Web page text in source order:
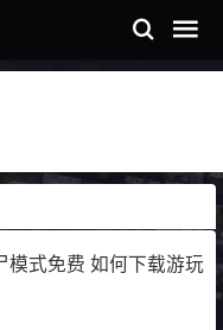
模式免费 如何下载游玩